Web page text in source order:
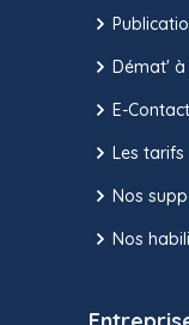
Démat'
E-
Les tarifs
Nos
Nos